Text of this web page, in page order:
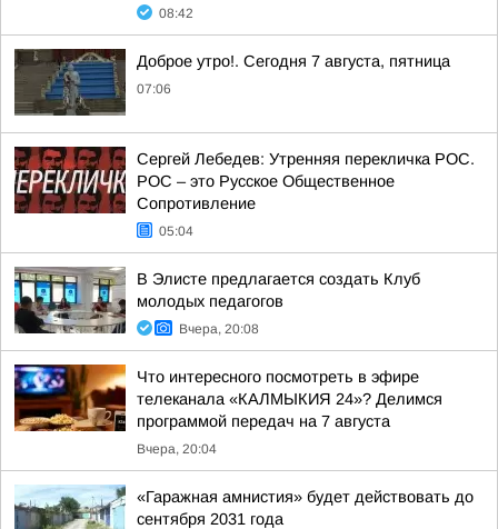
08:42
Доброе утро!. Сегодня 7 августа, пятница
07:06
Сергей Лебедев: Утренняя перекличка РОС.
РОС – это Русское Общественное
Сопротивление
05:04
В Элисте предлагается создать Клуб
молодых педагогов
Вчера, 20:08
Что интересного посмотреть в эфире
телеканала «КАЛМЫКИЯ 24»? Делимся
программой передач на 7 августа
Вчера, 20:04
«Гаражная амнистия» будет действовать до
сентября 2031 года